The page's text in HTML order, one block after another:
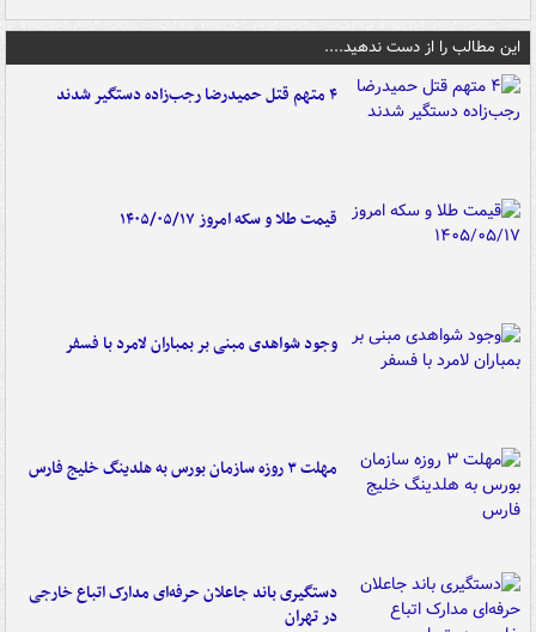
این مطالب را از دست ندهید....
۴ متهم قتل حمیدرضا رجب‌زاده دستگیر شدند
قیمت طلا و سکه امروز ۱۴۰۵/۰۵/۱۷
وجود شواهدی مبنی بر بمباران لامرد با فسفر
مهلت ۳ روزه سازمان بورس به هلدینگ خلیج فارس
دستگیری باند جاعلان حرفه‌ای مدارک اتباع خارجی
در تهران